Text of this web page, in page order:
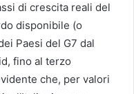
di crescita reali del
disponibile (o
Paesi del G7 dal
fino al terzo
che, per valori